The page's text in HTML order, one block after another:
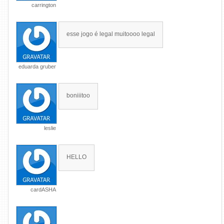
carrington
eduarda gruber
esse jogo é legal muitoooo legal
leslie
boniiitoo
cardASHA
HELLO